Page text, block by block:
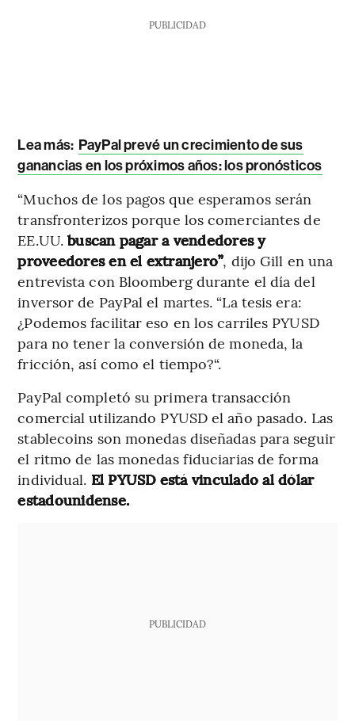
PUBLICIDAD
Lea más: PayPal prevé un crecimiento de sus
ganancias en los próximos años: los pronósticos
“Muchos de los pagos que esperamos serán
transfronterizos porque los comerciantes de
EE.UU.buscan pagar a vendedores y
proveedores en el extranjero”, dijo Gill en una
entrevista con Bloomberg durante el día del
inversor de PayPal el martes. “La tesis era:
¿Podemos facilitar eso en los carriles PYUSD
para no tener la conversión de moneda, la
fricción, así como el tiempo?“.
PayPal completó su primera transacción
comercial utilizando PYUSD el año pasado. Las
stablecoins son monedas diseñadas para seguir
el ritmo de las monedas fiduciarias de forma
individual. El PYUSD está vinculado al dólar
estadounidense.
PUBLICIDAD